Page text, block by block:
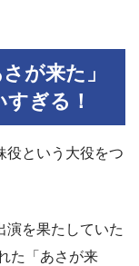
が来た」
ぎる！
役という大役をつ
演を果たしていた
た「あさが来